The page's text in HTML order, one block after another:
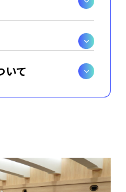
いて